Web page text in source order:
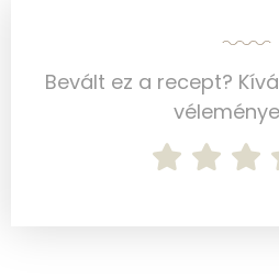
Bevált ez a recept?